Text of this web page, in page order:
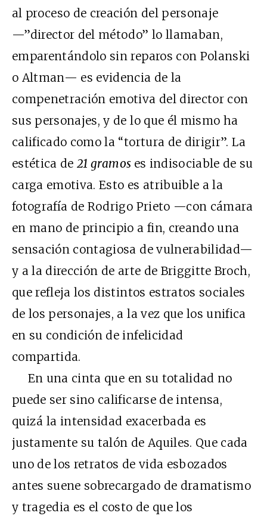
al proceso de creación del personaje
—”director del método” lo llamaban,
emparentándolo sin reparos con Polanski
o Altman— es evidencia de la
compenetración emotiva del director con
sus personajes, y de lo que él mismo ha
calificado como la “tortura de dirigir”. La
estética de21 gramos es indisociable de su
carga emotiva. Esto es atribuible a la
fotografía de Rodrigo Prieto —con cámara
en mano de principio a fin, creando una
sensación contagiosa de vulnerabilidad—
y a la dirección de arte de Briggitte Broch,
que refleja los distintos estratos sociales
de los personajes, a la vez que los unifica
en su condición de infelicidad
compartida.
En una cinta que en su totalidad no
puede ser sino calificarse de intensa,
quizá la intensidad exacerbada es
justamente su talón de Aquiles. Que cada
uno de los retratos de vida esbozados
antes suene sobrecargado de dramatismo
y tragedia es el costo de que los